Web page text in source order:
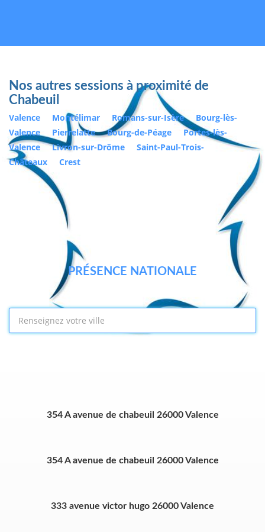
Nos autres sessions à proximité de
Chabeuil
Valence Montélimar Romans-sur-Isère
Bourg-lès-
Valence
Pierrelatte Bourg-de-Péage
Portes-lès-
Valence
Livron-sur-Drôme
Saint-Paul-Trois-
Châteaux
Crest
PRÉSENCE NATIONALE
354 A avenue de chabeuil 26000 Valence
354 A avenue de chabeuil 26000 Valence
333 avenue victor hugo 26000 Valence